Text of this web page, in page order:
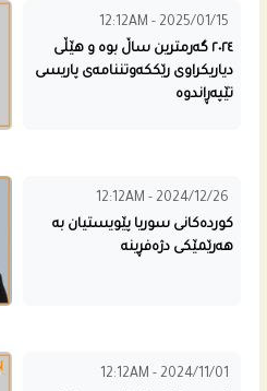
12:12AM - 2025/01/15
٢٠٢٤ گەرمترین ساڵ بوە و هێڵى
دیاریکراوى رێککەوتننامەى پاریسى
تێپەڕاندوە
12:12AM - 2024/12/26
كورده‌كانی سوریا پێویستیان به‌
هه‌رێمێكی دژه‌فڕینه‌
12:12AM - 2024/11/01